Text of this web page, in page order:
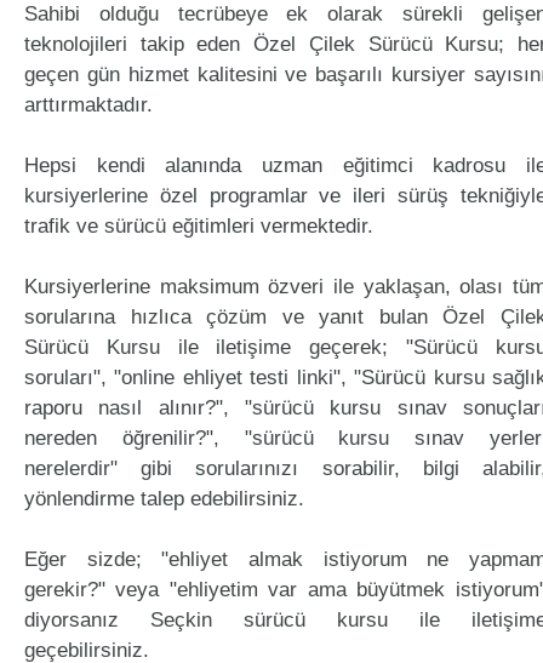
Sahibi olduğu tecrübeye ek olarak sürekli
teknolojileri takip eden Özel Çilek Sürücü Kursu;
geçen gün hizmet kalitesini ve başarılı kursiyer
arttırmaktadır.
Hepsi kendi alanında uzman eğitimci kadrosu
kursiyerlerine özel programlar ve ileri sürüş
trafik ve sürücü eğitimleri vermektedir.
Kursiyerlerine maksimum özveri ile yaklaşan, olası
sorularına hızlıca çözüm ve yanıt bulan Özel
Sürücü Kursu ile iletişime geçerek; "Sürücü
soruları", "online ehliyet testi linki", "Sürücü kursu
raporu nasıl alınır?", "sürücü kursu sınav
nereden öğrenilir?", "sürücü kursu sınav
nerelerdir" gibi sorularınızı sorabilir, bilgi
yönlendirme talep edebilirsiniz.
Eğer sizde; "ehliyet almak istiyorum ne
gerekir?" veya "ehliyetim var ama büyütmek
diyorsanız Seçkin sürücü kursu ile
geçebilirsiniz.